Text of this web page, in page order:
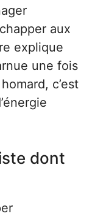
aux
explique
une fois
c’est
dont